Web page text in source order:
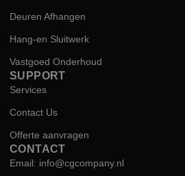
Deuren Afhangen
Hang-en Sluitwerk
Vastgoed Onderhoud
SUPPORT
Services
Contact Us
Offerte aanvragen
CONTACT
Email: info@cgcompany.nl